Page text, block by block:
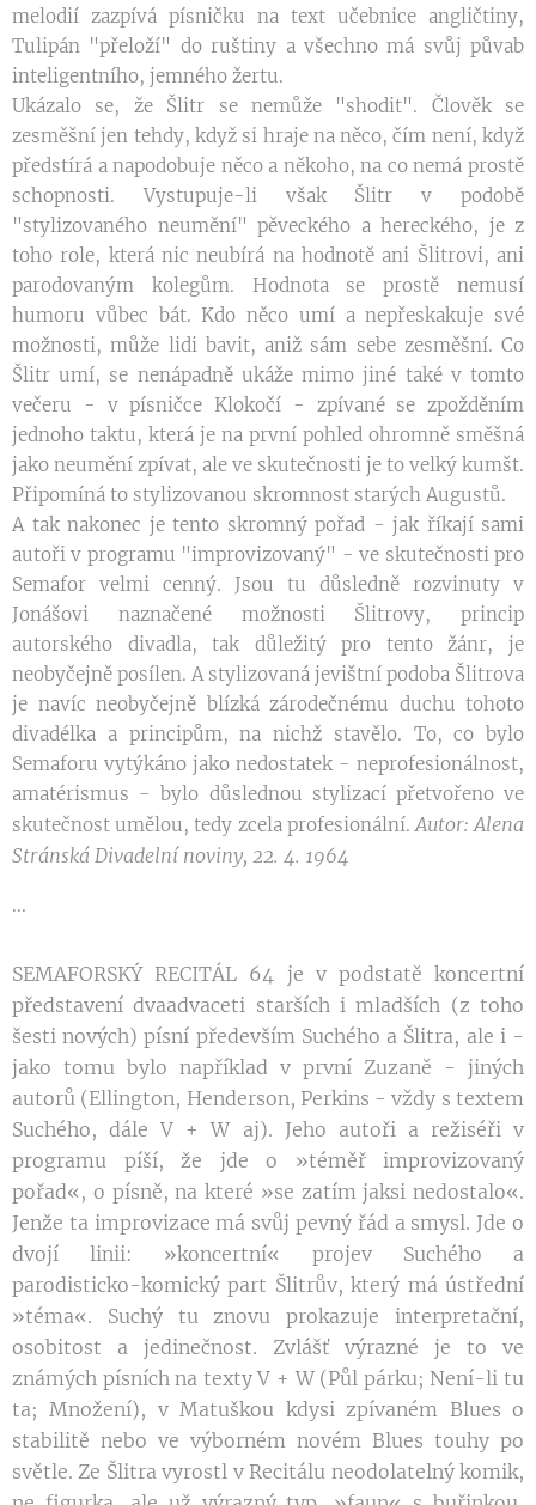
melodií zazpívá písničku na text učebnice angličtiny,
Tulipán "přeloží" do ruštiny a všechno má svůj půvab
inteligentního, jemného žertu.
Ukázalo se, že Šlitr se nemůže "shodit". Člověk se
zesměšní jen tehdy, když si hraje na něco, čím není, když
předstírá a napodobuje něco a někoho, na co nemá prostě
schopnosti. Vystupuje-li však Šlitr v podobě
"stylizovaného neumění" pěveckého a hereckého, je z
toho role, která nic neubírá na hodnotě ani Šlitrovi, ani
parodovaným kolegům. Hodnota se prostě nemusí
humoru vůbec bát. Kdo něco umí a nepřeskakuje své
možnosti, může lidi bavit, aniž sám sebe zesměšní. Co
Šlitr umí, se nenápadně ukáže mimo jiné také v tomto
večeru - v písničce Klokočí - zpívané se zpožděním
jednoho taktu, která je na první pohled ohromně směšná
jako neumění zpívat, ale ve skutečnosti je to velký kumšt.
Připomíná to stylizovanou skromnost starých Augustů.
A tak nakonec je tento skromný pořad - jak říkají sami
autoři v programu "improvizovaný" - ve skutečnosti pro
Semafor velmi cenný. Jsou tu důsledně rozvinuty v
Jonášovi naznačené možnosti Šlitrovy, princip
autorského divadla, tak důležitý pro tento žánr, je
neobyčejně posílen. A stylizovaná jevištní podoba Šlitrova
je navíc neobyčejně blízká zárodečnému duchu tohoto
divadélka a principům, na nichž stavělo. To, co bylo
Semaforu vytýkáno jako nedostatek - neprofesionálnost,
amatérismus - bylo důslednou stylizací přetvořeno ve
skutečnost umělou, tedy zcela profesionální.Autor: Alena
Stránská Divadelní noviny, 22. 4. 1964
...
SEMAFORSKÝ RECITÁL 64 je v podstatě koncertní
představení dvaadvaceti starších i mladších (z toho
šesti nových) písní především Suchého a Šlitra, ale i -
jako tomu bylo například v první Zuzaně - jiných
autorů (Ellington, Henderson, Perkins - vždy s textem
Suchého, dále V + W aj). Jeho autoři a režiséři v
programu píší, že jde o »téměř improvizovaný
pořad«, o písně, na které »se zatím jaksi nedostalo«.
Jenže ta improvizace má svůj pevný řád a smysl. Jde o
dvojí linii: »koncertní« projev Suchého a
parodisticko-komický part Šlitrův, který má ústřední
»téma«. Suchý tu znovu prokazuje interpretační,
osobitost a jedinečnost. Zvlášť výrazné je to ve
známých písních na texty V + W (Půl párku; Není-li tu
ta; Množení), v Matuškou kdysi zpívaném Blues o
stabilitě nebo ve výborném novém Blues touhy po
světle. Ze Šlitra vyrostl v Recitálu neodolatelný komik,